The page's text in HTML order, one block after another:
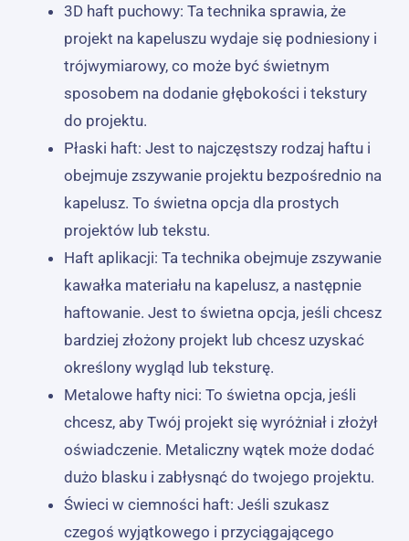
3D haft puchowy: Ta technika sprawia, że ​​
projekt na kapeluszu wydaje się podniesiony i
trójwymiarowy, co może być świetnym
sposobem na dodanie głębokości i tekstury
do projektu.
Płaski haft: Jest to najczęstszy rodzaj haftu i
obejmuje zszywanie projektu bezpośrednio na
kapelusz. To świetna opcja dla prostych
projektów lub tekstu.
Haft aplikacji: Ta technika obejmuje zszywanie
kawałka materiału na kapelusz, a następnie
haftowanie. Jest to świetna opcja, jeśli chcesz
bardziej złożony projekt lub chcesz uzyskać
określony wygląd lub teksturę.
Metalowe hafty nici: To świetna opcja, jeśli
chcesz, aby Twój projekt się wyróżniał i złożył
oświadczenie. Metaliczny wątek może dodać
dużo blasku i zabłysnąć do twojego projektu.
Świeci w ciemności haft: Jeśli szukasz
czegoś wyjątkowego i przyciągającego